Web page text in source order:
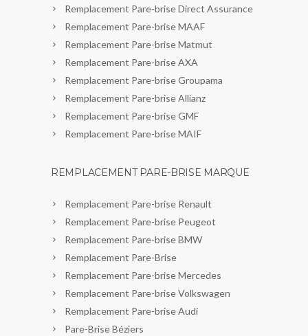
Remplacement Pare-brise Direct Assurance
Remplacement Pare-brise MAAF
Remplacement Pare-brise Matmut
Remplacement Pare-brise AXA
Remplacement Pare-brise Groupama
Remplacement Pare-brise Allianz
Remplacement Pare-brise GMF
Remplacement Pare-brise MAIF
REMPLACEMENT PARE-BRISE MARQUE
Remplacement Pare-brise Renault
Remplacement Pare-brise Peugeot
Remplacement Pare-brise BMW
Remplacement Pare-Brise
Remplacement Pare-brise Mercedes
Remplacement Pare-brise Volkswagen
Remplacement Pare-brise Audi
Pare-Brise Béziers